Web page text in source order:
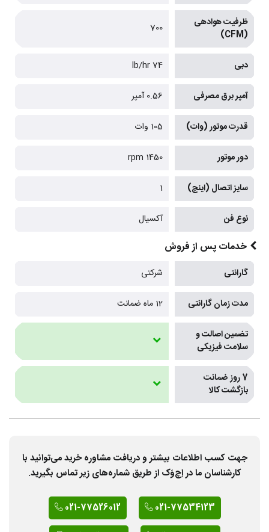
ظرفیت هوادهی
(CFM)
700
دبی 74 lb/hr
آمپر برق مصرفی 0.56 آمپر
قدرت موتور (وات) 105 وات
دور موتور 1450 rpm
سایز اتصال (اینچ) 1
نوع فن آکسیال
خدمات پس از فروش
گارانتی شرکتی
مدت زمان گارانتی 12 ماه ضمانت
تضمین اصالت و
سلامت فیزیکی
7 روز ضمانت
بازگشت کالا
جهت کسب اطلاعات بیشتر و دریافت مشاوره خرید می‌توانید با
کارشناسان ما در اِچ‌وَک از طریق شماره‌های زیر تماس بگیرید.
021-77534123
021-77526012